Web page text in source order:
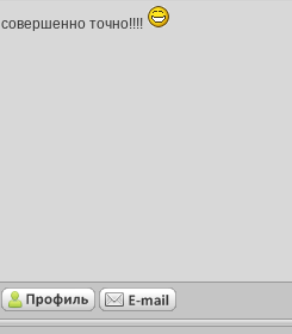
совершенно точно!!!!